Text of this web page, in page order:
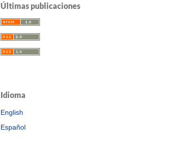
Últimas publicaciones
Idioma
English
Español